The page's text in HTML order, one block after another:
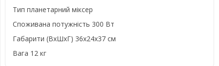
Тип планетарний міксер
Споживана потужність 300 Вт
Габарити (ВхШхГ) 36x24x37 см
Вага 12 кг